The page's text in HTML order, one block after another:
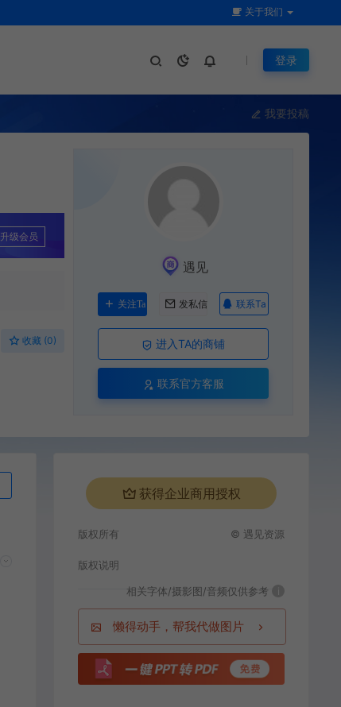
关于我们
登录
我要投稿
升级会员
收藏 (0)
遇见
关注Ta 发私信 联系Ta
进入TA的商铺
联系官方客服
获得企业商用授权
版权所有 © 遇见资源
版权说明
相关字体/摄影图/音频仅供参考 i
懒得动手，帮我代做图片